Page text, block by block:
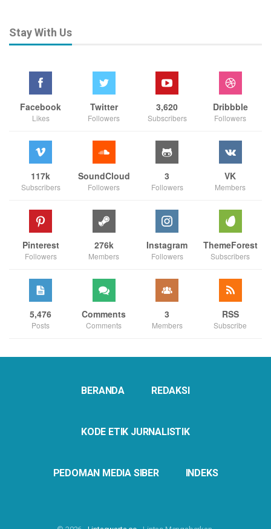
Stay With Us
Facebook
Likes
Twitter
Followers
3,620
Subscribers
Dribbble
Followers
117k
Subscribers
SoundCloud
Followers
3
Followers
VK
Members
Pinterest
Followers
276k
Members
Instagram
Followers
ThemeForest
Subscribers
5,476
Posts
Comments
Comments
3
Members
RSS
Subscribe
BERANDA REDAKSI
KODE ETIK JURNALISTIK
PEDOMAN MEDIA SIBER INDEKS